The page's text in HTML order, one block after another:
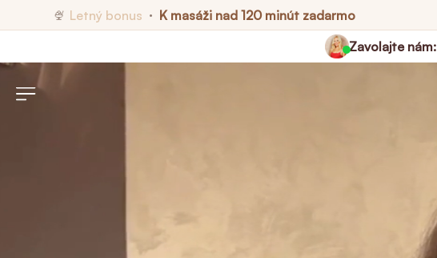
🍨 Letný bonus • K masáži nad 120 minút zadarmo
Zavolajte nám: